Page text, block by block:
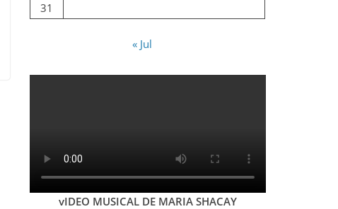
31
« Jul
vIDEO MUSICAL DE MARIA SHACAY